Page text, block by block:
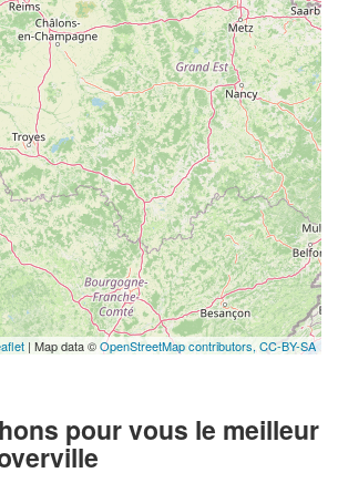
| Map data ©OpenStreetMap contributors, CC-BY-SA
pour vous le meilleur